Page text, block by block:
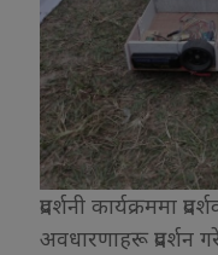
प्रदर्शनी कार्यक्रममा
अवधारणाहरू प्रदर्शन